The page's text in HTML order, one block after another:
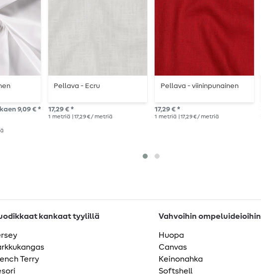
9,09 € *
Pellava - Ecru
17,29 € *
1 metriä | 17,29 € / metriä
Pellava - viininpunainen
17,29 € *
1 metriä | 17,29 € / metriä
kankaat tyylillä
Terry
Vahvoihin ompeluideioihin
Huopa
Canvas
Keinonahka
Softshell